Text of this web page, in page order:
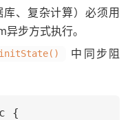
、复杂计算）必须用
步方式执行。
initState()
中同步阻
{